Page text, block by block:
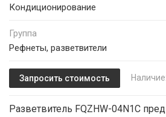
Кондиционирование
Группа
Рефнеты, разветвители
Запросить стоимость Наличие:
Разветвитель FQZHW-04N1C